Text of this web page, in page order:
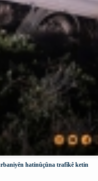
hatinûçûna trafîkê ketin